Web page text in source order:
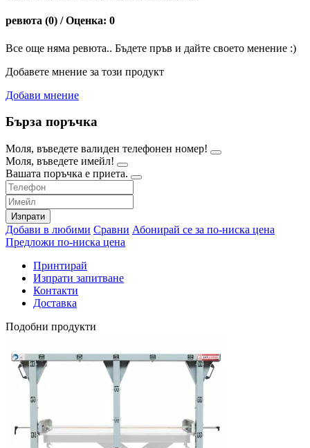
ревюта (0) / Оценка: 0
Все още няма ревюта.. Бъдете пръв и дайте своето менение :)
Добавете мнение за този продукт
Добави мнение
Бърза поръчка
Моля, въведете валиден телефонен номер!
Моля, въведете имейл!
Вашата поръчка е приета.
Изпрати
Добави в любими Сравни Абонирай се за по-ниска цена
Предложи по-ниска цена
Принтирай
Изпрати запитване
Контакти
Доставка
Подобни продукти